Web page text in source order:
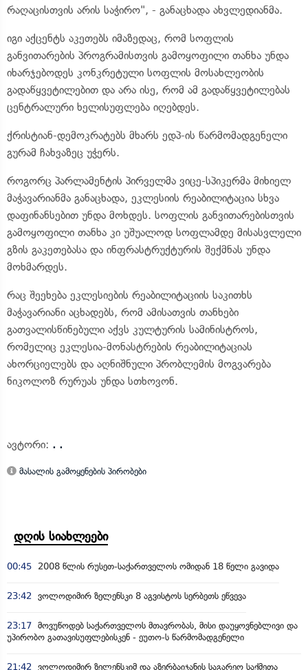
რაღაცისთვის არის საჭირო", - განაცხადა ახვლედიანმა.
იგი აქცენტს აკეთებს იმაზედაც, რომ სოფლის
განვითარების პროგრამისთვის გამოყოფილი თანხა უნდა
იხარჯებოდეს კონკრეტული სოფლის მოსახლეობის
გადაწყვეტილებით და არა ისე, რომ ამ გადაწყვეტილებას
ცენტრალური ხელისუფლება იღებდეს.
ქრისტიან-დემოკრატებს მხარს ედპ-ის წარმომადგენელი
გურამ ჩახვაზეც უჭერს.
როგორც პარლამენტის პირველმა ვიცე-სპიკერმა მიხიელ
მაჭავარიანმა განაცხადა, ეკლესიის რეაბილიტაცია სხვა
დაფინანსებით უნდა მოხდეს. სოფლის განვითარებისთვის
გამოყოფილი თანხა კი უშუალოდ სოფლამდე მისასვლელი
გზის გაკეთებასა და ინფრასტრუქტურის შექმნას უნდა
მოხმარდეს.
რაც შეეხება ეკლესიების რეაბილიტაციის საკითხს
მაჭავარიანი აცხადებს, რომ ამისათვის თანხები
გათვალისწინებული აქვს კულტურის სამინისტროს,
რომელიც ეკლესია-მონასტრების რეაბილიტაციას
ახორციელებს და აღნიშნული პრობლემის მოგვარება
ნიკოლოზ რურუას უნდა სთხოვონ.
ავტორი: . .
მასალის გამოყენების პირობები
დღის სიახლეები
00:45 2008 წლის რუსეთ-საქართველოს ომიდან 18 წელი გავიდა
23:42 ვოლოდიმირ ზელენსკი 8 აგვისტოს სერბეთს ეწვევა
23:17 მოვუწოდებ საქართველოს მთავრობას, მისი დაუყოვნებლივი და
უპირობო გათავისუფლებისკენ - ეუთო-ს წარმომადგენელი
21:42 ვოლოდიმირ ზელენსკიმ და აზერბაიჯანის საგარეო საქმეთა